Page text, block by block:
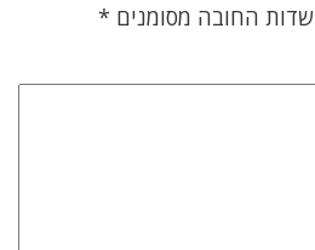
שדות החובה מסומנים *